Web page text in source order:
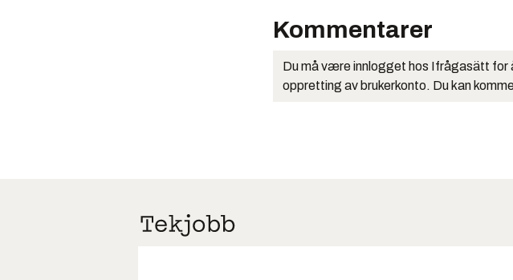
Kommentarer
Du må være innlogget hos Ifrågasätt for
oppretting av brukerkonto. Du kan